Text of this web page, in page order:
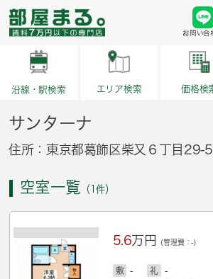
お問い合
沿線・駅検索 エリア検索 価格検
サンターナ
住所：東京都葛飾区柴又６丁目29-
空室一覧 （1件）
5.6万円 (管理費：-)
敷 - 礼
-